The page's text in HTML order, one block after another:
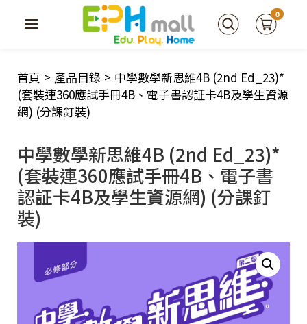
0
首頁 > 產品目錄 > 中學數學新思維4B (2nd Ed_23)*
(套裝連360應試手冊4B、電子書認証卡4B及學生資源
網) (分課釘裝)
中學數學新思維4B (2nd Ed_23)*
(套裝連360應試手冊4B、電子書
認証卡4B及學生資源網) (分課釘
裝)